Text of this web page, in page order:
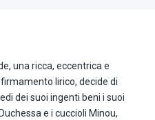
una ricca, eccentrica e
lirico, decide di
dei suoi ingenti beni i suoi
e i cuccioli Minou,